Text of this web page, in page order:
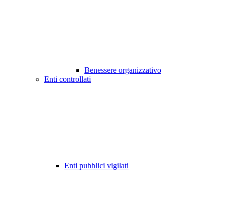
Benessere organizzativo
Enti controllati
Enti pubblici vigilati